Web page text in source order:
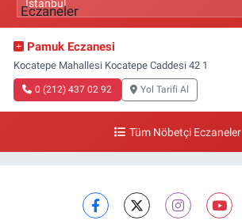
Pamuk Eczanesi
Kocatepe Mahallesi Kocatepe Caddesi 42 1
0 (212) 437 02 92 Yol Tarifi Al
Tüm Nöbetçi Eczaneler